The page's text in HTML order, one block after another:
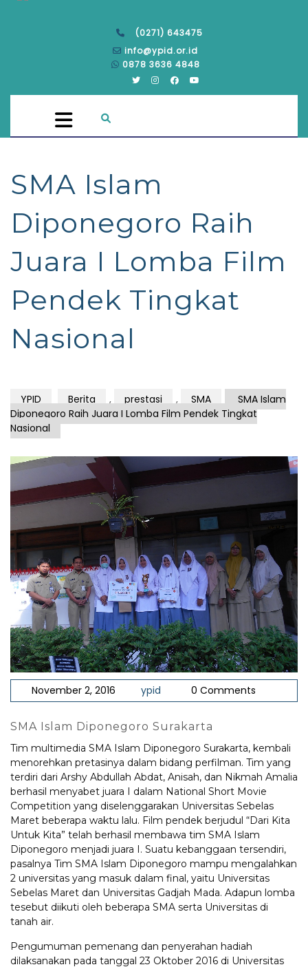
(0271) 643475
info@ypid.or.id
0878 3636 4848
SMA Islam
Diponegoro Raih
Juara I Lomba Film
Pendek Tingkat
Nasional
YPID Berita , prestasi , SMA
SMA Islam
Diponegoro Raih Juara I Lomba Film Pendek Tingkat
Nasional
November 2, 2016 ypid 0 Comments
SMA Islam Diponegoro Surakarta
Tim multimedia SMA Islam Diponegoro Surakarta, kembali
menorehkan pretasinya dalam bidang perfilman. Tim yang
terdiri dari Arshy Abdullah Abdat, Anisah, dan Nikmah Amalia
berhasil menyabet juara I dalam National Short Movie
Competition yang diselenggarakan Universitas Sebelas
Maret beberapa waktu lalu. Film pendek berjudul “Dari Kita
Untuk Kita” telah berhasil membawa tim SMA Islam
Diponegoro menjadi juara I. Suatu kebanggaan tersendiri,
pasalnya Tim SMA Islam Diponegoro mampu mengalahkan
2 universitas yang masuk dalam final, yaitu Universitas
Sebelas Maret dan Universitas Gadjah Mada. Adapun lomba
tesebut diikuti oleh beberapa SMA serta Universitas di
tanah air.
Pengumuman pemenang dan penyerahan hadiah
dilaksanakan pada tanggal 23 Oktober 2016 di Universitas